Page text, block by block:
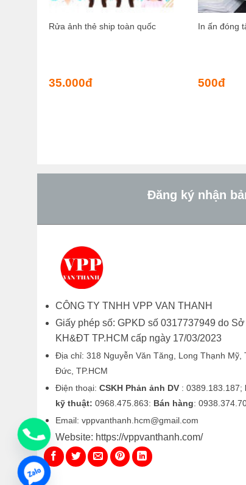
Rửa ảnh thẻ ship toàn quốc
35.000đ
In ấn đóng
500đ
Đăng ký nhận
CÔNG TY TNHH VPP VAN THANH
Giấy phép số: GPKD số 0317737949 do Sở
KH&ĐT TP.HCM cấp ngày 17/03/2023
Địa chỉ: 318 Nguyễn Văn Tăng, Long Thạnh Mỹ,
Đức, TP.HCM
Điện thoại:CSKH Phản ảnh DV : 0389.183.187;
kỹ thuật:0968.475.863: Bán hàng:
Email: vppvanthanh.hcm@gmail.com
Website: https://vppvanthanh.com/